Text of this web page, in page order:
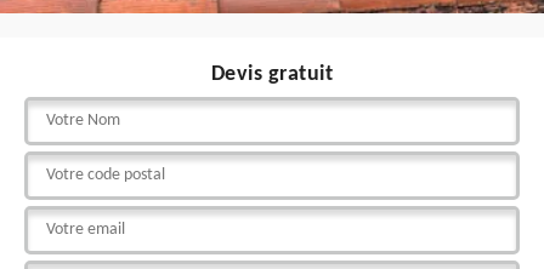
Devis gratuit